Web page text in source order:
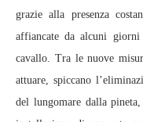
grazie alla presenza
affiancate da alcuni
cavallo. Tra le nuove
attuare, spiccano
del lungomare dalla